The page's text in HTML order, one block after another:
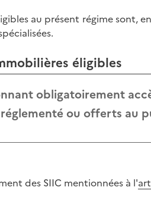
au présent régime sont,
éligibles
obligatoirement
ou offerts au
des SIIC mentionnées à l'